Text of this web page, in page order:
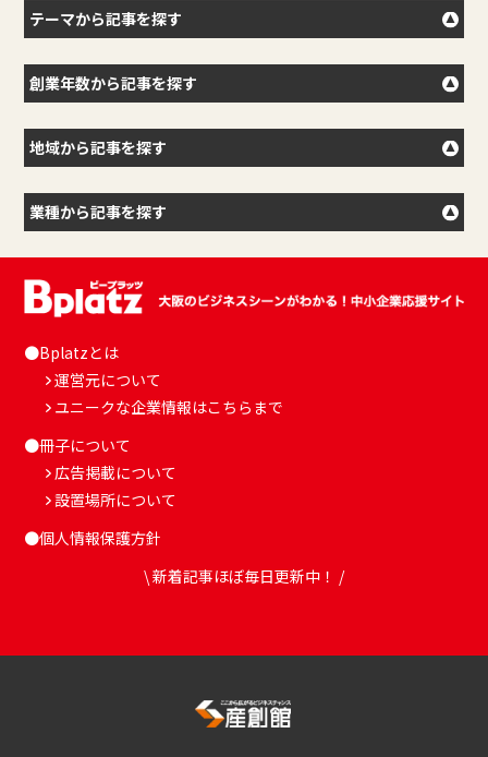
テーマから記事を探す
創業年数から記事を探す
地域から記事を探す
業種から記事を探す
●Bplatzとは
運営元について
ユニークな企業情報はこちらまで
●冊子について
広告掲載について
設置場所について
●個人情報保護方針
\ 新着記事ほぼ毎日更新中！ /